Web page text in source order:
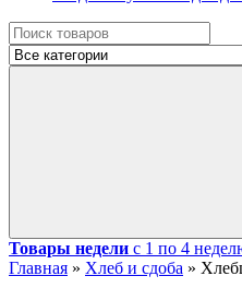
Товары недели с 1 по 4
Главная » Хлеб и сдоба »